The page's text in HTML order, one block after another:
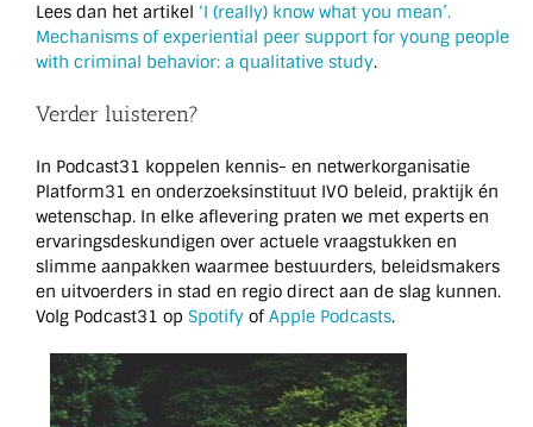
Lees dan het artikel ‘I (really) know what you mean’.
Mechanisms of experiential peer support for young people
with criminal behavior: a qualitative study.
Verder luisteren?
In Podcast31 koppelen kennis- en netwerkorganisatie
Platform31 en onderzoeksinstituut IVO beleid, praktijk én
wetenschap. In elke aflevering praten we met experts en
ervaringsdeskundigen over actuele vraagstukken en
slimme aanpakken waarmee bestuurders, beleidsmakers
en uitvoerders in stad en regio direct aan de slag kunnen.
Volg Podcast31 op Spotify ofApple Podcasts.